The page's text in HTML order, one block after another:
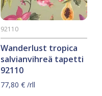
Wanderlust tropica
salvianvihreä tapetti
92110
92110
77,80 €/rll